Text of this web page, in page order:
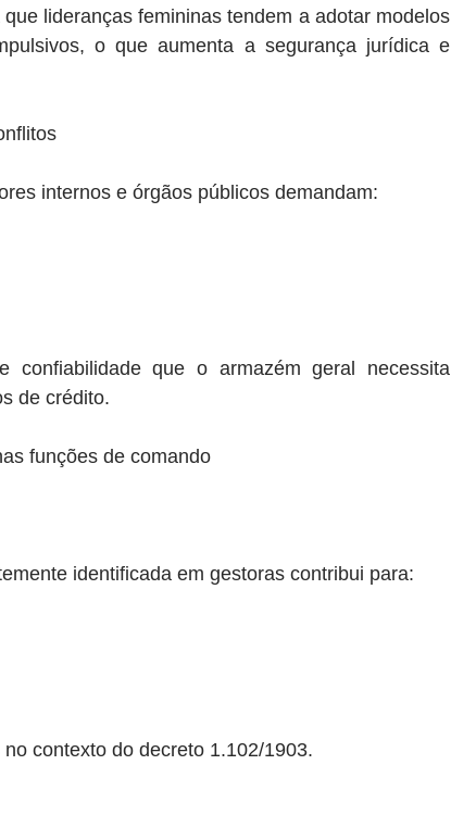
lideranças femininas tendem a adotar modelos
o que aumenta a segurança jurídica e
internos e órgãos públicos demandam:
confiabilidade que o armazém geral necessita
de crédito.
funções de comando
identificada em gestoras contribui para:
contexto do decreto 1.102/1903.